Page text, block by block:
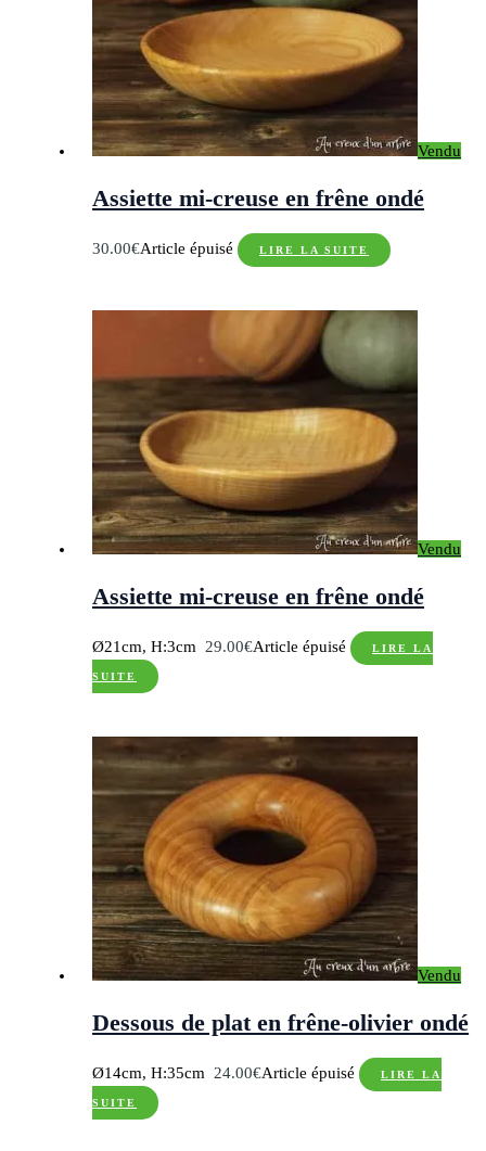
Vendu
Assiette mi-creuse en frêne ondé
30.00€Article épuisé LIRE LA SUITE
Vendu
Assiette mi-creuse en frêne ondé
Ø21cm, H:3cm 29.00€Article épuisé LIRE LA
SUITE
Vendu
Dessous de plat en frêne-olivier ondé
Ø14cm, H:35cm 24.00€Article épuisé LIRE LA
SUITE